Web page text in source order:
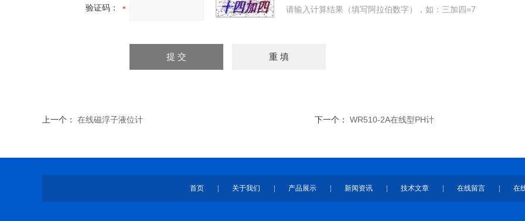
验证码： 请输入计算结果（填写阿拉伯数字），如：三加四=7
上一个： 在线磁浮子液位计 下一个： WR510-2A在线型PH计
首页 关于我们 产品展示 新闻资讯 技术文章 在线留言 在